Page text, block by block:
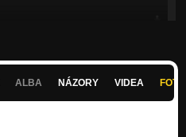
ALBA NÁZORY VIDEA